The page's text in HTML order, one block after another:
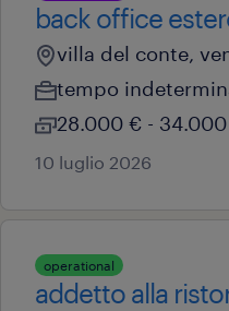
back office
villa del conte,
tempo
28.000 € -
10 luglio 2026
operational
addetto alla